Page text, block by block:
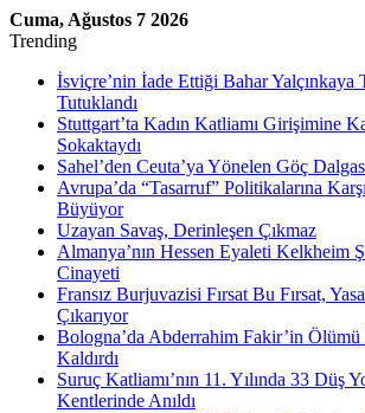
Cuma, Ağustos 7 2026
Trending
İsviçre’nin İade Ettiği Bahar Yalçınkaya
Tutuklandı
Stuttgart’ta Kadın Katliamı Girişimine
Sokaktaydı
Sahel’den Ceuta’ya Yönelen Göç
Avrupa’da “Tasarruf” Politikalarına
Büyüyor
Uzayan Savaş, Derinleşen Çıkmaz
Almanya’nın Hessen Eyaleti Kelkheim
Cinayeti
Fransız Burjuvazisi Fırsat Bu Fırsat,
Çıkarıyor
Bologna’da Abderrahim Fakir’in Ölümü
Kaldırdı
Suruç Katliamı’nın 11. Yılında 33 Düş
Kentlerinde Anıldı